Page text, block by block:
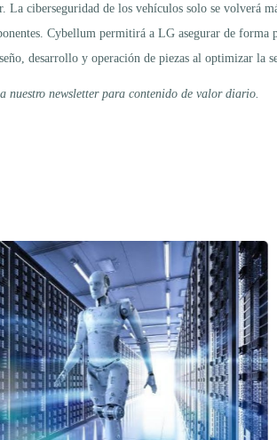
La ciberseguridad de los vehículos solo se volverá
Cybellum permitirá a LG asegurar de
desarrollo y operación de piezas al optimizar la
nuestro newsletter para contenido de valor diario.